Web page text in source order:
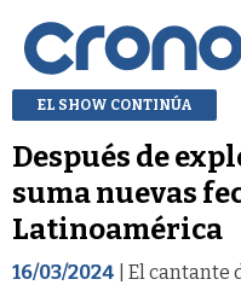
EL SHOW CONTINÚA
Después de
suma nuevas
Latinoamérica
16/03/2024 | El